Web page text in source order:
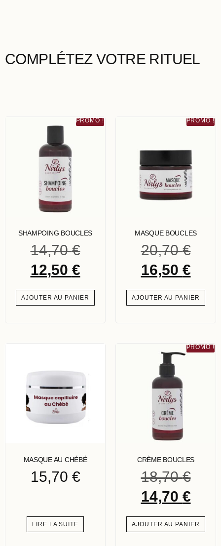
COMPLÉTEZ VOTRE RITUEL
PROMO !
SHAMPOING BOUCLES
14,70€
12,50 €
AJOUTER AU PANIER
PROMO !
MASQUE BOUCLES
20,70€
16,50 €
AJOUTER AU PANIER
MASQUE AU CHÉBÉ
15,70 €
LIRE LA SUITE
PROMO !
CRÈME BOUCLES
18,70€
14,70 €
AJOUTER AU PANIER